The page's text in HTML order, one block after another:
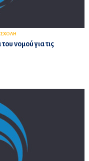
νομού για τις